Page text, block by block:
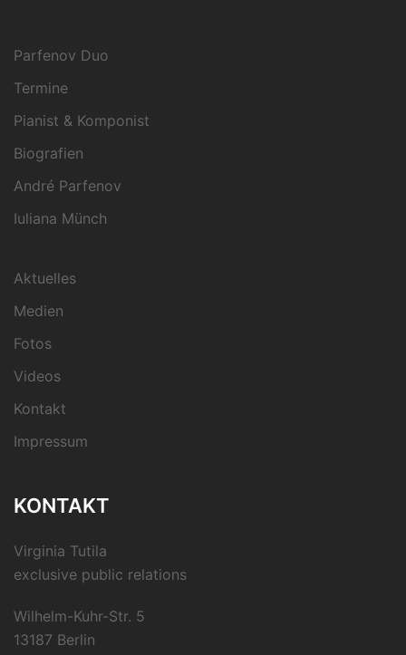
Parfenov Duo
Termine
Pianist & Komponist
Biografien
André Parfenov
Iuliana Münch
Aktuelles
Medien
Fotos
Videos
Kontakt
Impressum
KONTAKT
Virginia Tutila
exclusive public relations
Wilhelm-Kuhr-Str. 5
13187 Berlin